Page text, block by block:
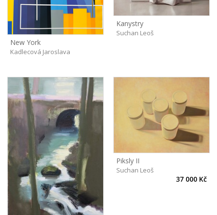
New York
Kadlecová Jaroslava
Kanystry
Suchan Leoš
Piksly II
Suchan Leoš
37 000 Kč